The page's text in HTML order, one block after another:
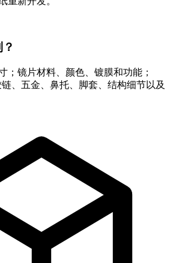
；镜片材料、颜色、镀膜和功能；
、五金、鼻托、脚套、结构细节以及